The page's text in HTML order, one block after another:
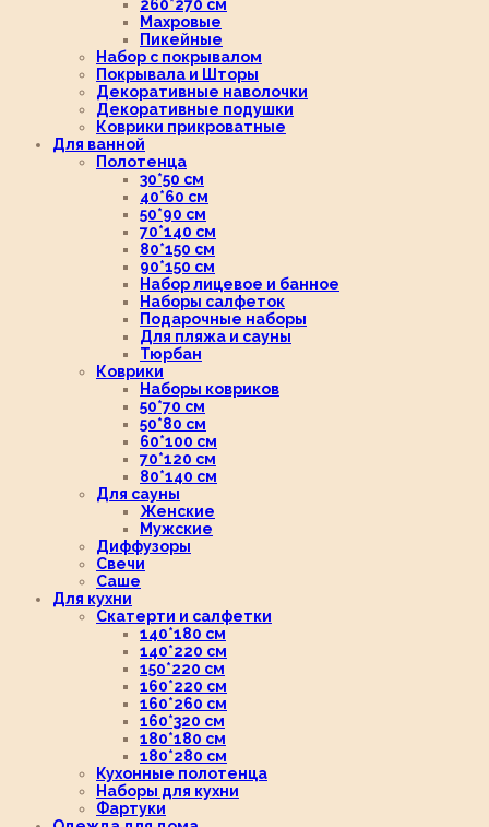
260*270 см
Махровые
Пикейные
Набор с покрывалом
Покрывала и Шторы
Декоративные наволочки
Декоративные подушки
Коврики прикроватные
Для ванной
Полотенца
30*50 см
40*60 см
50*90 см
70*140 см
80*150 см
90*150 см
Набор лицевое и банное
Наборы салфеток
Подарочные наборы
Для пляжа и сауны
Тюрбан
Коврики
Наборы ковриков
50*70 см
50*80 см
60*100 см
70*120 см
80*140 см
Для сауны
Женские
Мужские
Диффузоры
Свечи
Саше
Для кухни
Скатерти и салфетки
140*180 см
140*220 см
150*220 см
160*220 см
160*260 см
160*320 см
180*180 см
180*280 см
Кухонные полотенца
Наборы для кухни
Фартуки